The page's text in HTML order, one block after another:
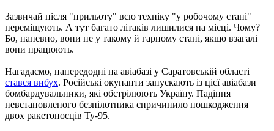
Зазвичай після "прильоту" всю техніку "у робочому стані"
переміщують. А тут багато літаків лишилися на місці. Чому?
Бо, напевно, вони не у такому й гарному стані, якщо взагалі
вони працюють.
Нагадаємо, напередодні на авіабазі у Саратовській області
стався вибух. Російські окупанти запускають із цієї авіабази
бомбардувальники, які обстрілюють Україну. Падіння
невстановленого безпілотника спричинило пошкодження
двох ракетоносців Ту-95.